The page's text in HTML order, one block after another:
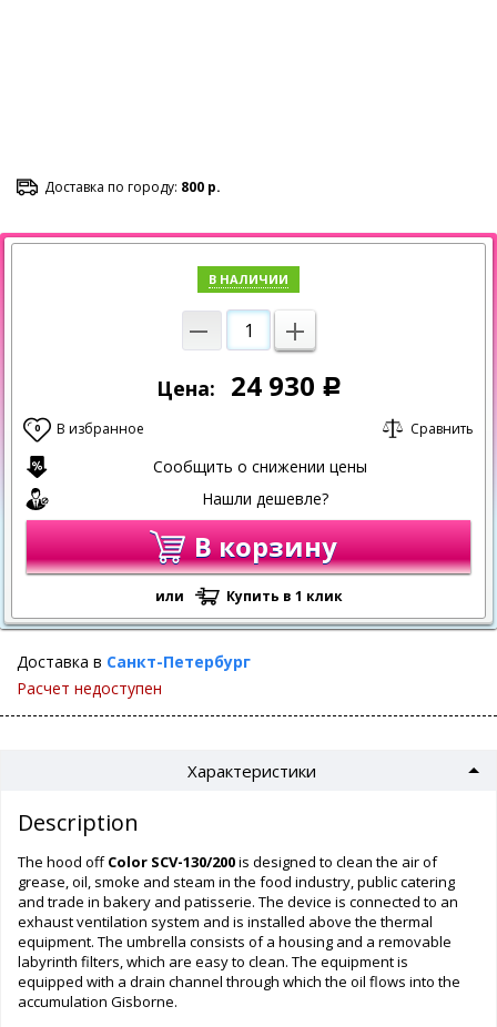
Доставка по городу: 800 р.
В НАЛИЧИИ
Цена: 24 930 Р
0 В избранное Сравнить
Сообщить о снижении цены
Нашли дешевле?
В корзину
или Купить в 1 клик
Доставка в Санкт-Петербург
Расчет недоступен
Характеристики
Description
The hood offColor SCV-130/200is designed to clean the air of
grease, oil, smoke and steam in the food industry, public catering
and trade in bakery and patisserie. The device is connected to an
exhaust ventilation system and is installed above the thermal
equipment. The umbrella consists of a housing and a removable
labyrinth filters, which are easy to clean. The equipment is
equipped with a drain channel through which the oil flows into the
accumulation Gisborne.